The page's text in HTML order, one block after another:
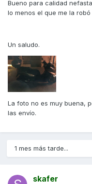
Bueno para calidad
lo menos el que me la
Un saludo.
La foto no es muy buena,
las envío.
1 mes más tarde...
skafer